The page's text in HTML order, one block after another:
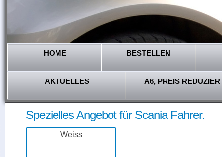
HOME BESTELLEN
AKTUELLES A6, PREIS
Spezielles Angebot für Scania Fahrer.
Weiss